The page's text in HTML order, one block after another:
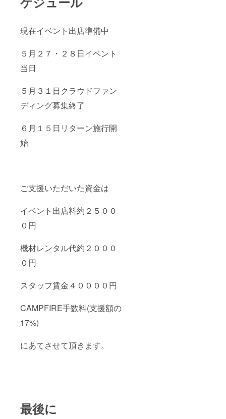
現在イベント出店準備中
５月２７・２８日イベント
当日
５月３１日クラウドファン
ディング募集終了
６月１５日リターン施行開
始
ご支援いただいた資金は
イベント出店料約２５００
０円
機材レンタル代約２０００
０円
スタッフ賃金４００００円
CAMPFIRE手数料(支援額の
17%)
にあてさせて頂きます。
最後に